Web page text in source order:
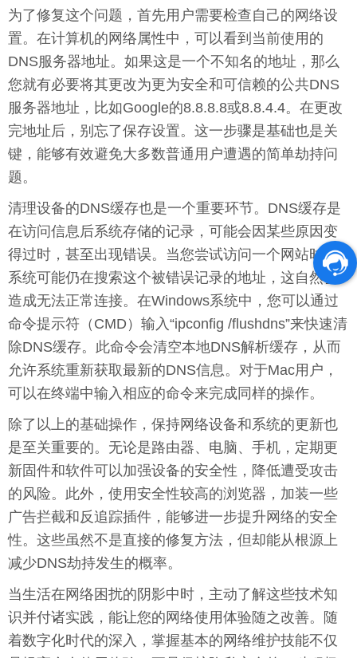
为了修复这个问题，首先用户需要检查自己的网络设
置。在计算机的网络属性中，可以看到当前使用的
DNS服务器地址。如果这是一个不知名的地址，那么
您就有必要将其更改为更为安全和可信赖的公共DNS
服务器地址，比如Google的8.8.8.8或8.8.4.4。在更改
完地址后，别忘了保存设置。这一步骤是基础也是关
键，能够有效避免大多数普通用户遭遇的简单劫持问
题。
清理设备的DNS缓存也是一个重要环节。DNS缓存是
在访问信息后系统存储的记录，可能会因某些原因变
得过时，甚至出现错误。当您尝试访问一个网站时，
系统可能仍在搜索这个被错误记录的地址，这自然会
造成无法正常连接。在Windows系统中，您可以通过
命令提示符（CMD）输入“ipconfig /flushdns”来快速清
除DNS缓存。此命令会清空本地DNS解析缓存，从而
允许系统重新获取最新的DNS信息。对于Mac用户，
可以在终端中输入相应的命令来完成同样的操作。
除了以上的基础操作，保持网络设备和系统的更新也
是至关重要的。无论是路由器、电脑、手机，定期更
新固件和软件可以加强设备的安全性，降低遭受攻击
的风险。此外，使用安全性较高的浏览器，加装一些
广告拦截和反追踪插件，能够进一步提升网络的安全
性。这些虽然不是直接的修复方法，但却能从根源上
减少DNS劫持发生的概率。
当生活在网络困扰的阴影中时，主动了解这些技术知
识并付诸实践，能让您的网络使用体验随之改善。随
着数字化时代的深入，掌握基本的网络维护技能不仅